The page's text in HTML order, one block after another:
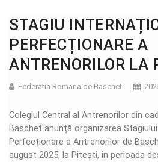
STAGIU
PERFECȚIONARE A
ANTRENORILOR LA
Federatia Romana de Baschet
Colegiul Central al Antrenorilor din
Baschet anunță organizarea
Perfecționare a Antrenorilor de
august 2025, la Pitești, în perioada